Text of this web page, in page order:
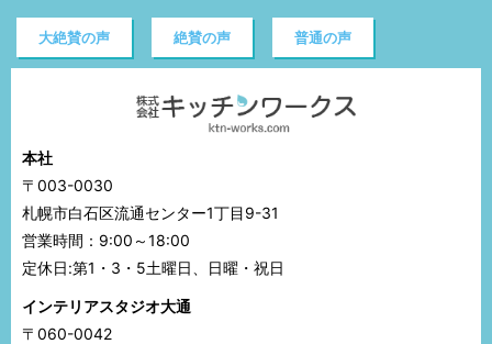
大絶賛の声 絶賛の声 普通の声
本社
〒003-0030
札幌市白石区流通センター1丁目9-31
営業時間：9:00～18:00
定休日:第1・3・5土曜日、日曜・祝日
インテリアスタジオ大通
〒060-0042